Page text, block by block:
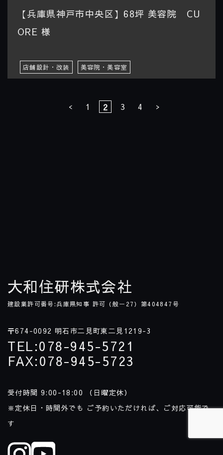
【兵庫県神戸市中央区】68坪 美容院 CU
ORE 様
店舗設計・改装 美容院・美容室
< 1 2 3 4 >
大和住研株式会社
建設業許可番号:兵庫県知事 許可（般ー 27）第404847号
〒674-0092 明石市二見町東二見 1219-3
TEL:078-945-5721
FAX:078-945-5723
受付時間 9:00-18:00
（日曜定休）
※定休日・時間外でも ご予約いただければ、ご対応可能で
す